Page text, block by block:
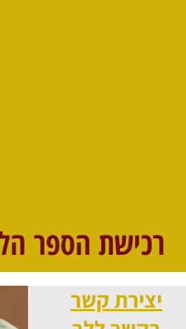
רכישת הספר
יצירת קשר